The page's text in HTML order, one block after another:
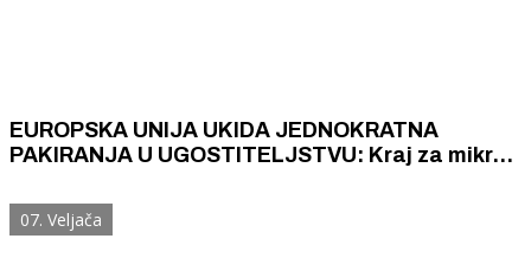
EUROPSKA UNIJA UKIDA JEDNOKRATNA
PAKIRANJA U UGOSTITELJSTVU: Kraj za mikro
pakiranja šampona, sapuna i losiona...
07. Veljača